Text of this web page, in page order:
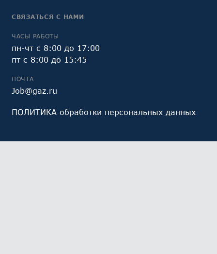
СВЯЗАТЬСЯ С НАМИ
ЧАСЫ РАБОТЫ
пн-чт с 8:00 до 17:00
пт с 8:00 до 15:45
ПОЧТА
Job@gaz.ru
ПОЛИТИКА обработки персональных данных